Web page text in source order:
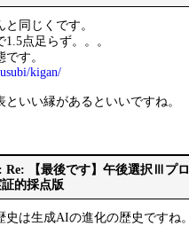
同じくです。
点足らず。。。
す。
kigan/
といい縁があるといいですね。
Re: 【最後です】午後選択Ⅲプ
的採点版
史は生成AIの進化の歴史ですね